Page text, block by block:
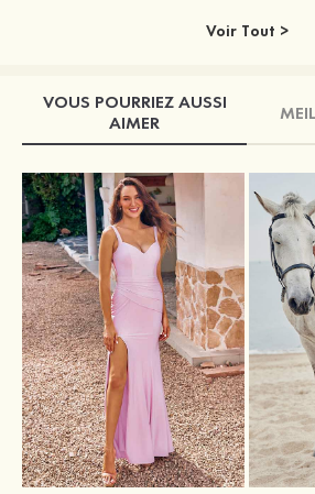
Voir Tout >
VOUS POURRIEZ AUSSI
AIMER